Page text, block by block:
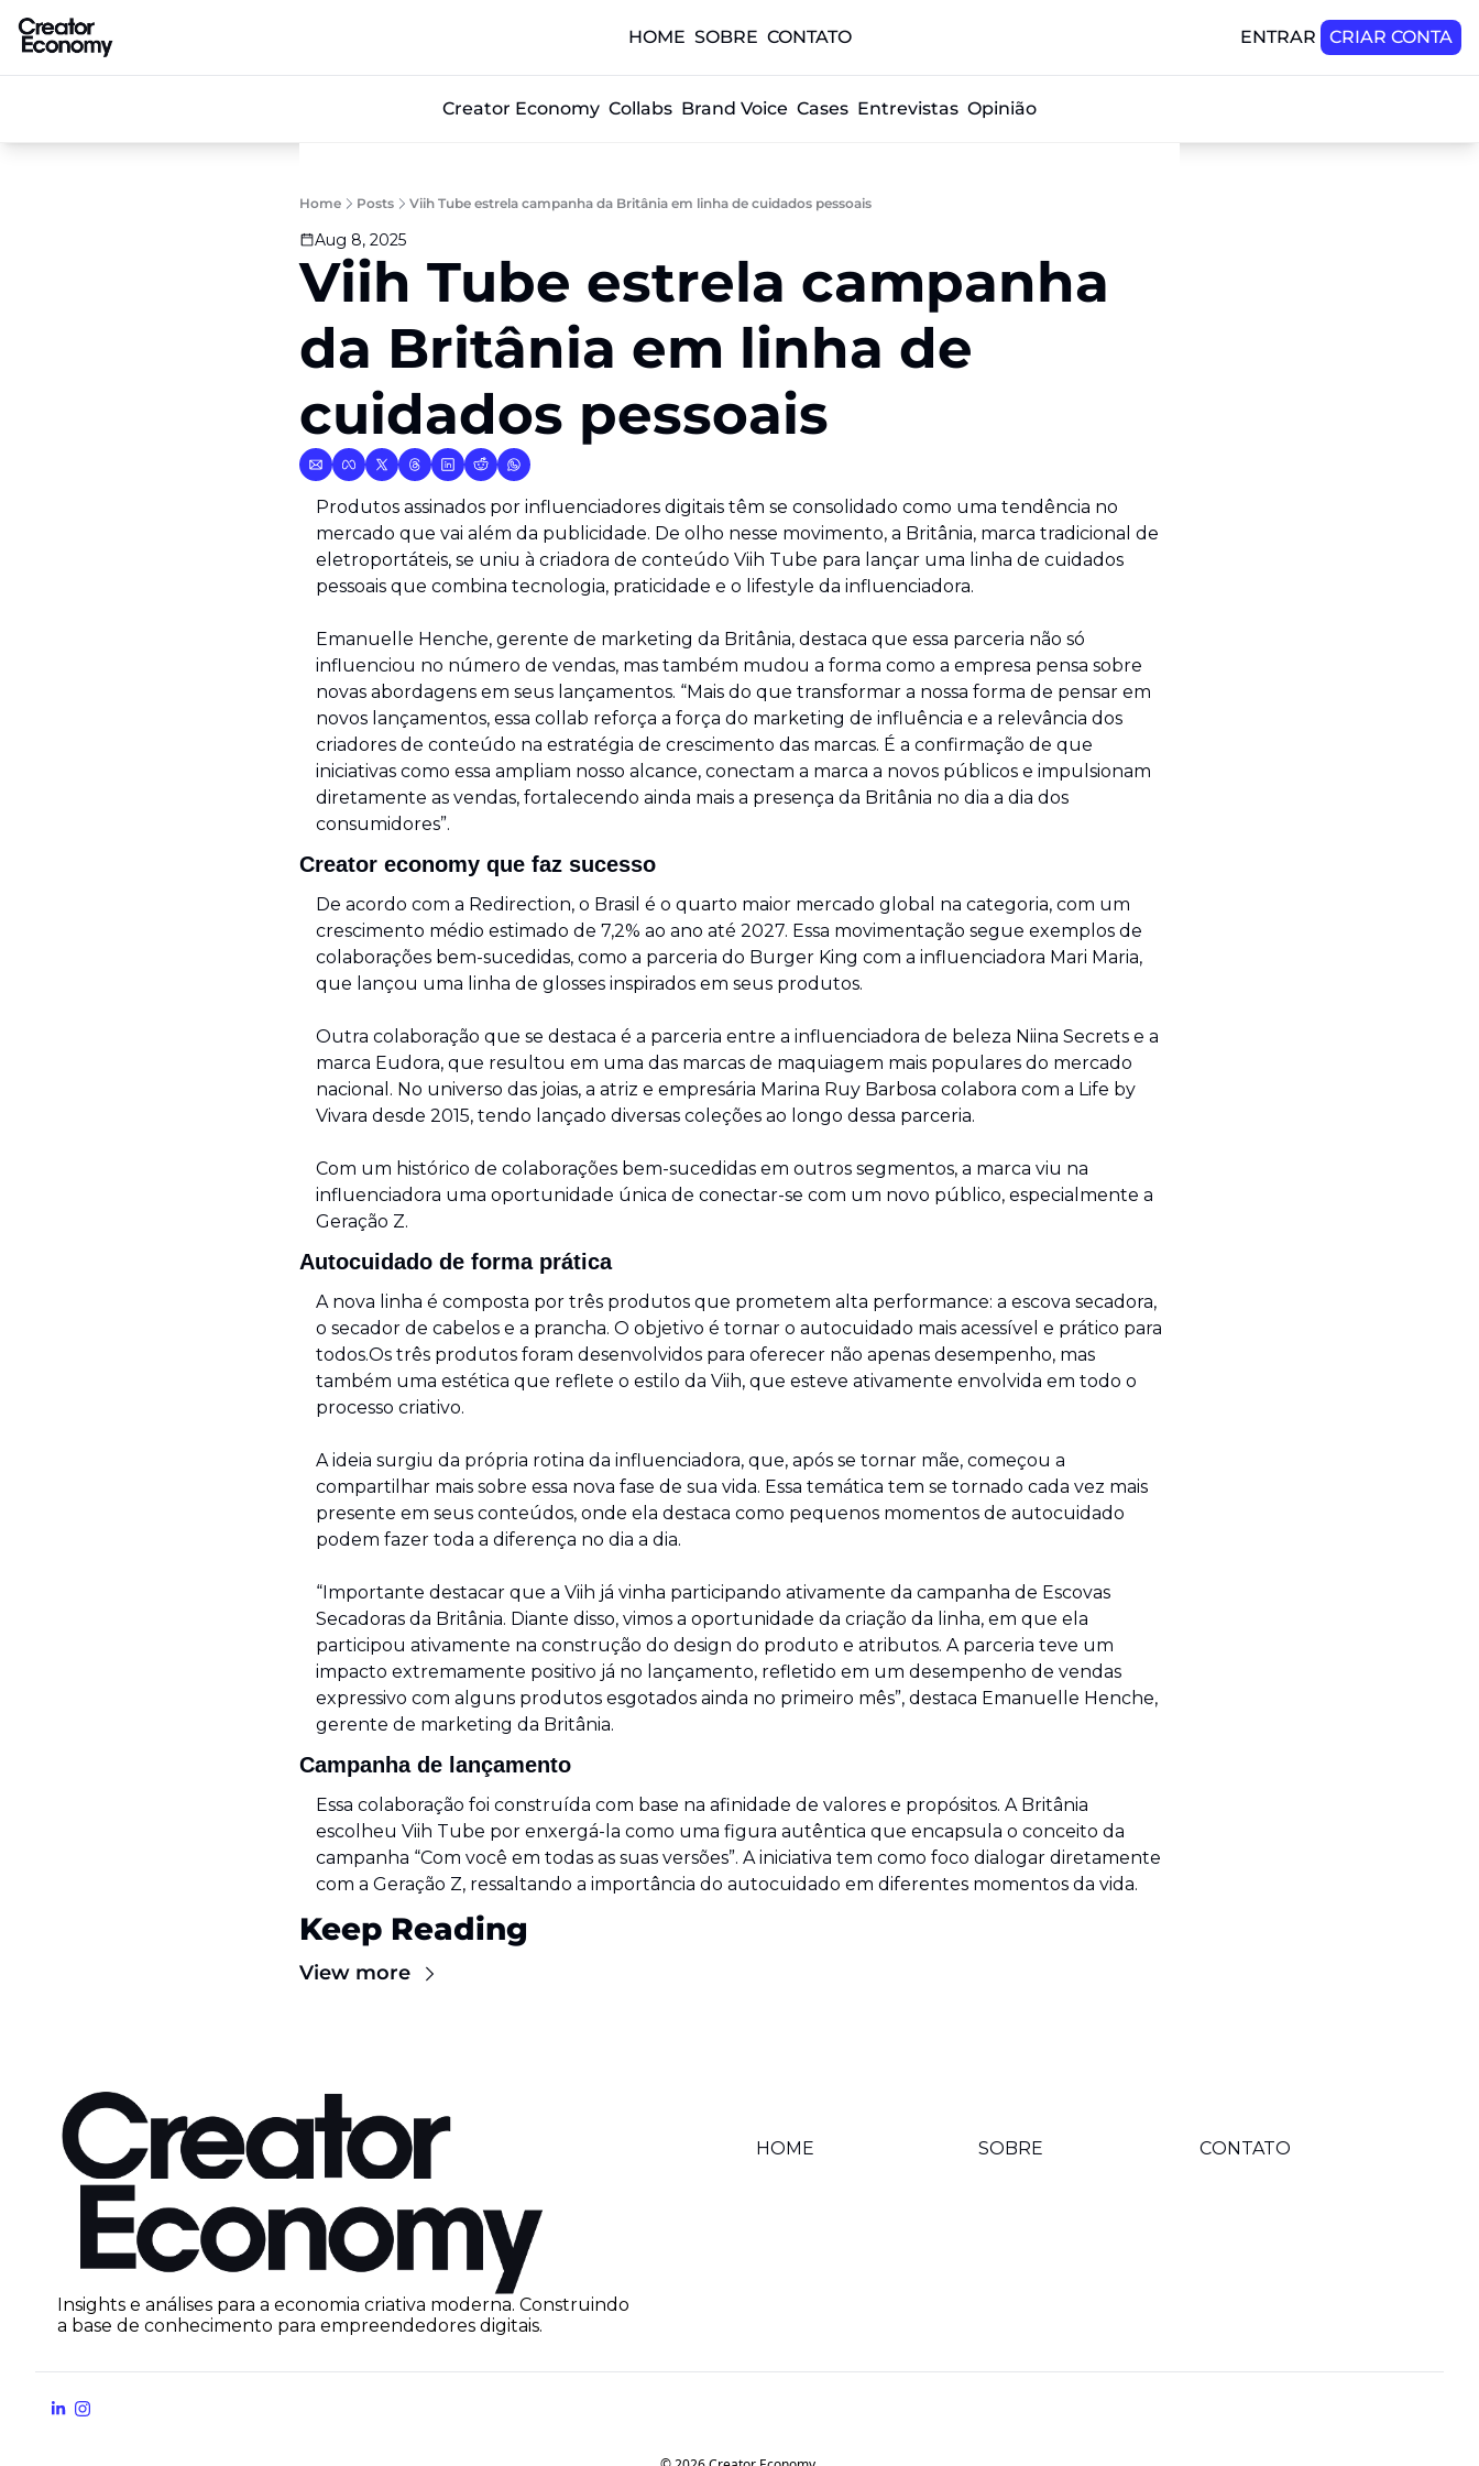
HOME SOBRE CONTATO ENTRAR CRIAR CONTA
Creator Economy Collabs Brand Voice Cases Entrevistas Opinião
Home Posts Viih Tube estrela campanha da Britânia em linha de cuidados pessoais
Aug 8, 2025
Viih Tube estrela campanha
da Britânia em linha de
cuidados pessoais
Produtos assinados por influenciadores digitais têm se consolidado como uma tendência no
mercado que vai além da publicidade. De olho nesse movimento, a Britânia, marca tradicional de
eletroportáteis, se uniu à criadora de conteúdo Viih Tube para lançar uma linha de cuidados
pessoais que combina tecnologia, praticidade e o lifestyle da influenciadora.
Emanuelle Henche, gerente de marketing da Britânia, destaca que essa parceria não só
influenciou no número de vendas, mas também mudou a forma como a empresa pensa sobre
novas abordagens em seus lançamentos. “Mais do que transformar a nossa forma de pensar em
novos lançamentos, essa collab reforça a força do marketing de influência e a relevância dos
criadores de conteúdo na estratégia de crescimento das marcas. É a confirmação de que
iniciativas como essa ampliam nosso alcance, conectam a marca a novos públicos e impulsionam
diretamente as vendas, fortalecendo ainda mais a presença da Britânia no dia a dia dos
consumidores”.
Creator economy que faz sucesso
De acordo com a Redirection, o Brasil é o quarto maior mercado global na categoria, com um
crescimento médio estimado de 7,2% ao ano até 2027. Essa movimentação segue exemplos de
colaborações bem-sucedidas, como a parceria do Burger King com a influenciadora Mari Maria,
que lançou uma linha de glosses inspirados em seus produtos.
Outra colaboração que se destaca é a parceria entre a influenciadora de beleza Niina Secrets e a
marca Eudora, que resultou em uma das marcas de maquiagem mais populares do mercado
nacional. No universo das joias, a atriz e empresária Marina Ruy Barbosa colabora com a Life by
Vivara desde 2015, tendo lançado diversas coleções ao longo dessa parceria.
Com um histórico de colaborações bem-sucedidas em outros segmentos, a marca viu na
influenciadora uma oportunidade única de conectar-se com um novo público, especialmente a
Geração Z.
Autocuidado de forma prática
A nova linha é composta por três produtos que prometem alta performance: a escova secadora,
o secador de cabelos e a prancha. O objetivo é tornar o autocuidado mais acessível e prático para
todos.Os três produtos foram desenvolvidos para oferecer não apenas desempenho, mas
também uma estética que reflete o estilo da Viih, que esteve ativamente envolvida em todo o
processo criativo.
A ideia surgiu da própria rotina da influenciadora, que, após se tornar mãe, começou a
compartilhar mais sobre essa nova fase de sua vida. Essa temática tem se tornado cada vez mais
presente em seus conteúdos, onde ela destaca como pequenos momentos de autocuidado
podem fazer toda a diferença no dia a dia.
“Importante destacar que a Viih já vinha participando ativamente da campanha de Escovas
Secadoras da Britânia. Diante disso, vimos a oportunidade da criação da linha, em que ela
participou ativamente na construção do design do produto e atributos. A parceria teve um
impacto extremamente positivo já no lançamento, refletido em um desempenho de vendas
expressivo com alguns produtos esgotados ainda no primeiro mês”, destaca Emanuelle Henche,
gerente de marketing da Britânia.
Campanha de lançamento
Essa colaboração foi construída com base na afinidade de valores e propósitos. A Britânia
escolheu Viih Tube por enxergá-la como uma figura autêntica que encapsula o conceito da
campanha “Com você em todas as suas versões”. A iniciativa tem como foco dialogar diretamente
com a Geração Z, ressaltando a importância do autocuidado em diferentes momentos da vida.
Keep Reading
View more
Insights e análises para a economia criativa moderna. Construindo
a base de conhecimento para empreendedores digitais.
HOME SOBRE CONTATO